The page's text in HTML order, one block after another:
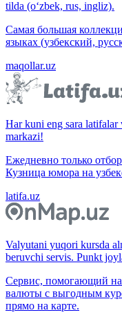
tilda (o‘zbek, rus, ingliz).
Самая большая
языках (узбекский,
maqollar.uz
Har kuni eng sara
markazi!
Ежедневно только
Кузница юмора на
latifa.uz
Valyutani yuqori kursda
beruvchi servis. Punkt
Сервис, помогающий
валюты с выгодным
прямо на карте.